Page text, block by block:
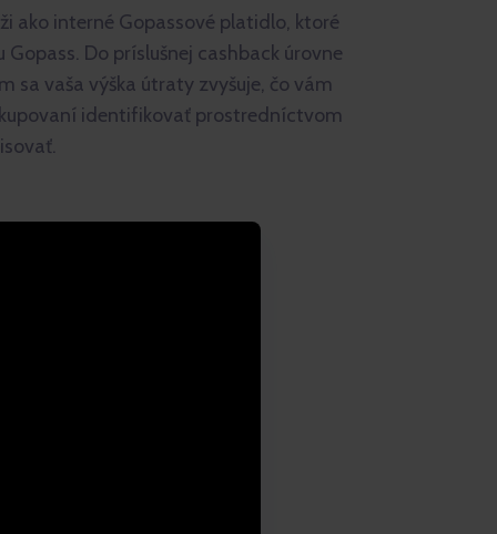
ako interné Gopassové platidlo, ktoré
Do príslušnej cashback úrovne
sa vaša výška útraty zvyšuje, čo vám
identifikovať prostredníctvom